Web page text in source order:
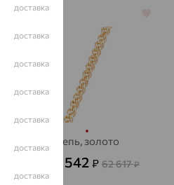
64%
Цепь, золото
22 542 ₽ 62 617₽
доставка
доставка
доставка
доставка
доставка
доставка
доставка